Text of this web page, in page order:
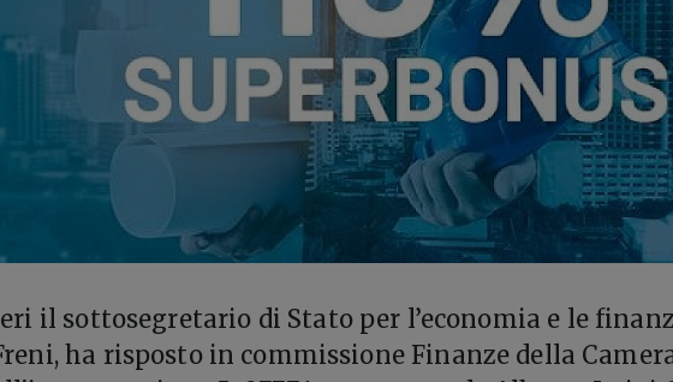
eri il sottosegretario di Stato per l’economia e le
ha risposto in commissione Finanze della